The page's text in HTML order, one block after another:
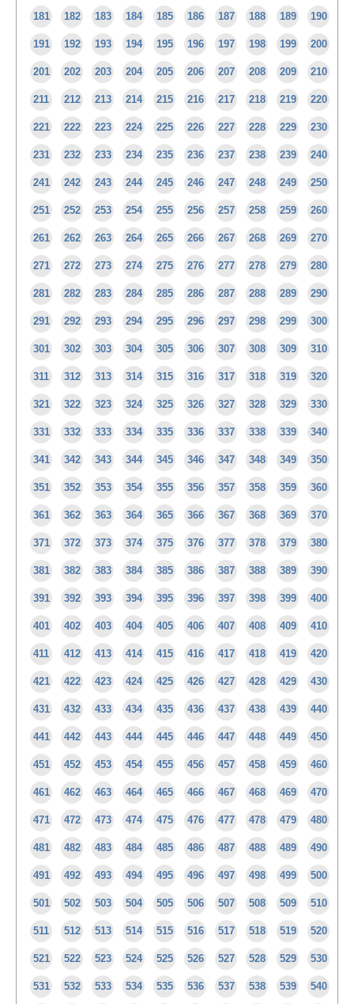
181 182 183 184 185 186 187 188 189 190
191 192 193 194 195 196 197 198 199 200
201 202 203 204 205 206 207 208 209 210
211 212 213 214 215 216 217 218 219 220
221 222 223 224 225 226 227 228 229 230
231 232 233 234 235 236 237 238 239 240
241 242 243 244 245 246 247 248 249 250
251 252 253 254 255 256 257 258 259 260
261 262 263 264 265 266 267 268 269 270
271 272 273 274 275 276 277 278 279 280
281 282 283 284 285 286 287 288 289 290
291 292 293 294 295 296 297 298 299 300
301 302 303 304 305 306 307 308 309 310
311 312 313 314 315 316 317 318 319 320
321 322 323 324 325 326 327 328 329 330
331 332 333 334 335 336 337 338 339 340
341 342 343 344 345 346 347 348 349 350
351 352 353 354 355 356 357 358 359 360
361 362 363 364 365 366 367 368 369 370
371 372 373 374 375 376 377 378 379 380
381 382 383 384 385 386 387 388 389 390
391 392 393 394 395 396 397 398 399 400
401 402 403 404 405 406 407 408 409 410
411 412 413 414 415 416 417 418 419 420
421 422 423 424 425 426 427 428 429 430
431 432 433 434 435 436 437 438 439 440
441 442 443 444 445 446 447 448 449 450
451 452 453 454 455 456 457 458 459 460
461 462 463 464 465 466 467 468 469 470
471 472 473 474 475 476 477 478 479 480
481 482 483 484 485 486 487 488 489 490
491 492 493 494 495 496 497 498 499 500
501 502 503 504 505 506 507 508 509 510
511 512 513 514 515 516 517 518 519 520
521 522 523 524 525 526 527 528 529 530
531 532 533 534 535 536 537 538 539 540